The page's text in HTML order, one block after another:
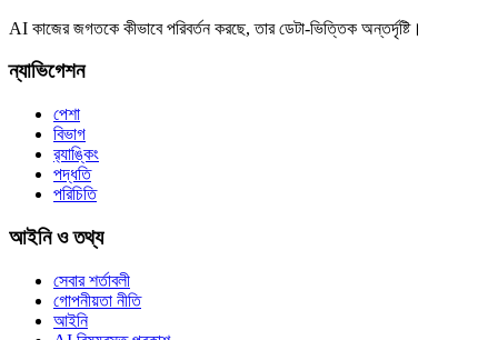
AI কাজের জগতকে কীভাবে পরিবর্তন করছে, তার ডেটা-ভিত্তিক অন্তর্দৃষ্টি।
ন্যাভিগেশন
পেশা
বিভাগ
র‍্যাঙ্কিং
পদ্ধতি
পরিচিতি
আইনি ও তথ্য
সেবার শর্তাবলী
গোপনীয়তা নীতি
আইনি